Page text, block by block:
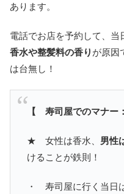
あります。
電話でお店を予約して、当
香水や整髪料の香り が原因
は台無し！
【 寿司屋でのマナー
★ 女性は香水、 男性
けることが鉄則！
・ 寿司屋に行く当日